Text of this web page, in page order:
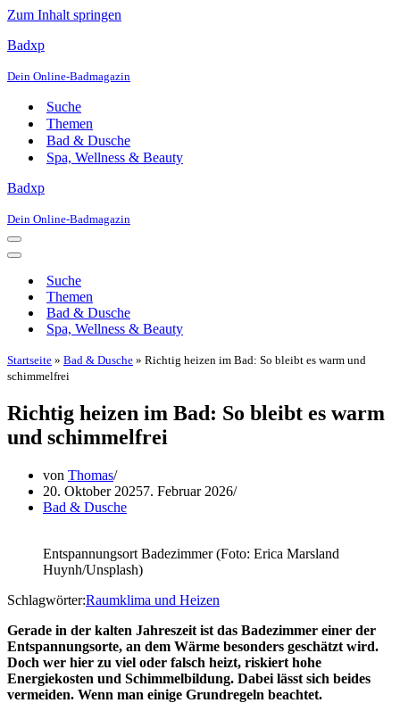
Zum Inhalt springen
Badxp
Dein Online-Badmagazin
Suche
Themen
Bad & Dusche
Spa, Wellness & Beauty
Badxp
Dein Online-Badmagazin
Navigationsmenü
Navigationsmenü
Suche
Themen
Bad & Dusche
Spa, Wellness & Beauty
Startseite » Bad & Dusche » Richtig heizen im Bad: So bleibt es warm und
schimmelfrei
Richtig heizen im Bad: So bleibt es warm
und schimmelfrei
von Thomas
20. Oktober 20257. Februar 2026
Bad & Dusche
Entspannungsort Badezimmer (Foto: Erica Marsland
Huynh/Unsplash)
Schlagwörter:Raumklima und Heizen
Gerade in der kalten Jahreszeit ist das Badezimmer einer der
Entspannungsorte, an dem Wärme besonders geschätzt wird.
Doch wer hier zu viel oder falsch heizt, riskiert hohe
Energiekosten und Schimmelbildung. Dabei lässt sich beides
vermeiden. Wenn man einige Grundregeln beachtet.